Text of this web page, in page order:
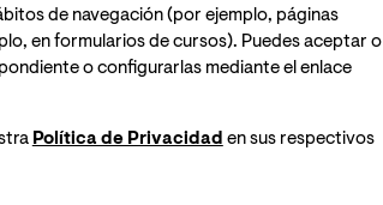
de la salud
Los
incluidas las
y las
crisis como la del
nos podemos
afrontar tanto
de navegación (por ejemplo, páginas
en formularios de cursos). Puedes aceptar o
o configurarlas mediante el enlace
Política de Privacidad en sus respectivos